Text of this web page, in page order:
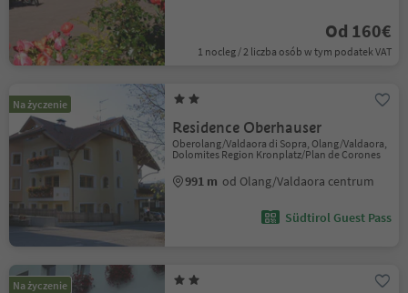
Od 160€
1 nocleg / 2 liczba osób w tym podatek VAT
Na życzenie
Residence Oberhauser
Oberolang/Valdaora di Sopra, Olang/Valdaora,
Dolomites Region Kronplatz/Plan de Corones
991 m od Olang/Valdaora centrum
Südtirol Guest Pass
Na życzenie